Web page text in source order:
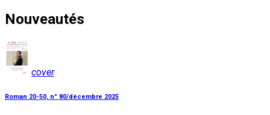
Nouveautés
cover
Roman 20-50, n° 80/décembre 2025